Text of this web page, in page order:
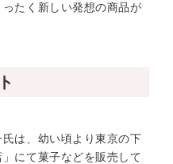
たく新しい発想の商品が
は、幼い頃より東京の下
にて菓子などを販売して